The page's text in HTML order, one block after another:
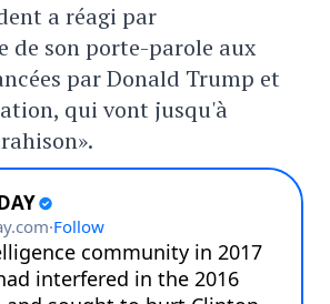
a réagi par
de son porte-parole aux
par Donald Trump et
qui vont jusqu'à